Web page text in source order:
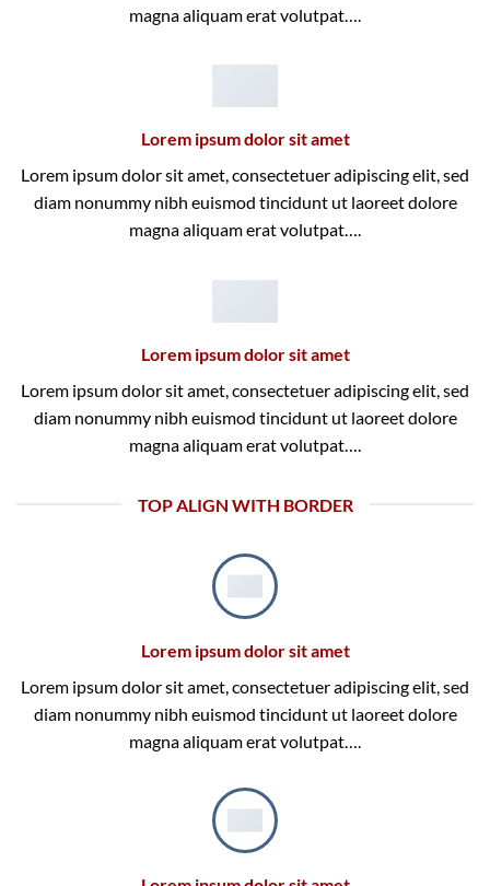
magna aliquam erat volutpat….
Lorem ipsum dolor sit amet
Lorem ipsum dolor sit amet, consectetuer adipiscing elit, sed
diam nonummy nibh euismod tincidunt ut laoreet dolore
magna aliquam erat volutpat….
Lorem ipsum dolor sit amet
Lorem ipsum dolor sit amet, consectetuer adipiscing elit, sed
diam nonummy nibh euismod tincidunt ut laoreet dolore
magna aliquam erat volutpat….
TOP ALIGN WITH BORDER
Lorem ipsum dolor sit amet
Lorem ipsum dolor sit amet, consectetuer adipiscing elit, sed
diam nonummy nibh euismod tincidunt ut laoreet dolore
magna aliquam erat volutpat….